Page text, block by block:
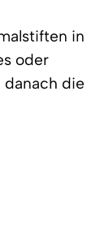
in
oder
die